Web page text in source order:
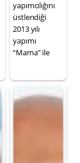
yapımcılığını
üstlendiği
2013 yılı
yapımı
“Mama” ile